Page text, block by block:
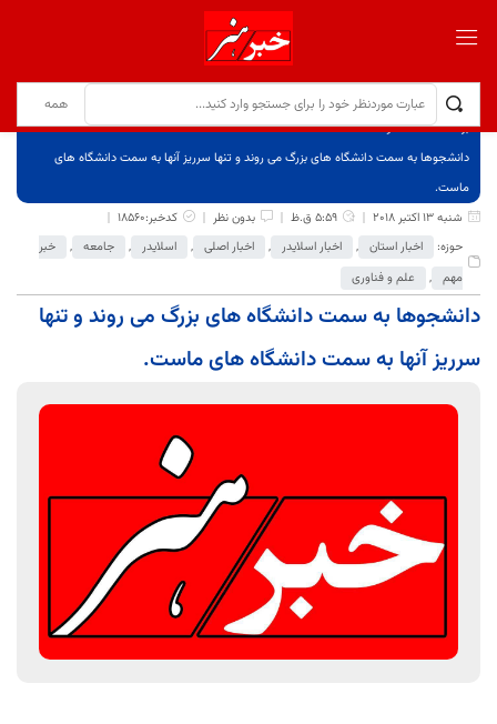
برگ نخست
نوشته‌ها
دانشجوها به سمت دانشگاه های بزرگ می روند و تنها سرریز آنها به سمت دانشگاه های
ماست.
شنبه 13 اکتبر 2018
5:59 ق.ظ بدون نظر
کدخبر:18560
حوزه:
اخبار استان , اخبار اسلایدر , اخبار اصلی , اسلایدر , جامعه ,
خبر
مهم , علم و فناوری
دانشجوها به سمت دانشگاه های بزرگ می روند و تنها
سرریز آنها به سمت دانشگاه های ماست.